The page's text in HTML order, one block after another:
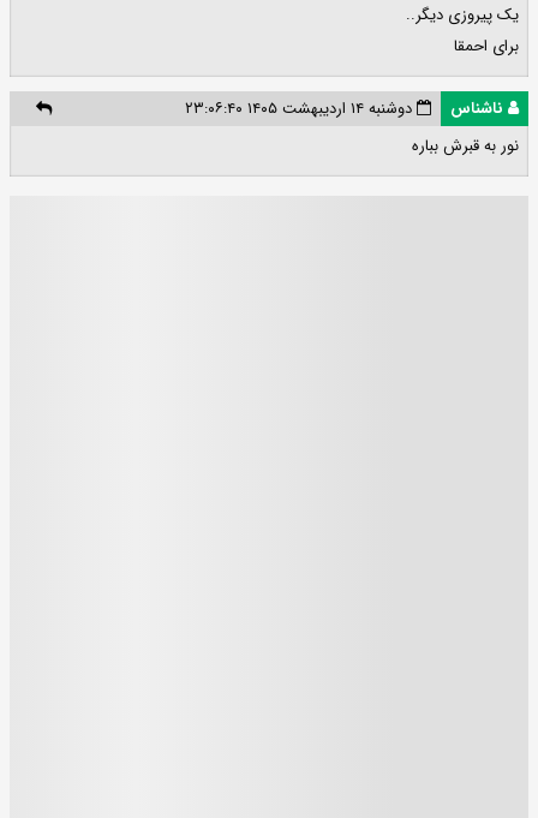
یک پیروزی دیگر..
برای احمقا
ناشناس
دوشنبه ۱۴ اردیبهشت ۱۴۰۵ ۲۳:۰۶:۴۰
نور به قبرش بباره